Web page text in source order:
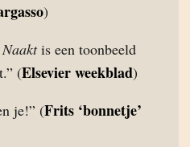
)
is een toonbeeld
(Elsevier weekblad)
je!” (Frits ‘bonnetje’